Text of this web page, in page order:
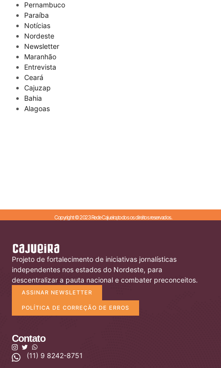
Pernambuco
Paraíba
Notícias
Nordeste
Newsletter
Maranhão
Entrevista
Ceará
Cajuzap
Bahia
Alagoas
Copyright © 2023 Rede Cajueira,todos os direitos reservados.
Projeto de fortalecimento de iniciativas jornalísticas
independentes nos estados do Nordeste, para
descentralizar a pauta nacional e combater preconceitos.
ASSINAR NEWSLETTER
POLÍTICA DE CORREÇÃO DE ERROS
Contato
(11) 9 8242-8751